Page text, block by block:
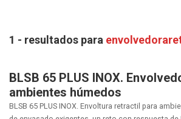
1 - resultados para
BLSB 65 PLUS INOX.
ambientes húmedos
BLSB 65 PLUS INOX. Envoltura retractil para